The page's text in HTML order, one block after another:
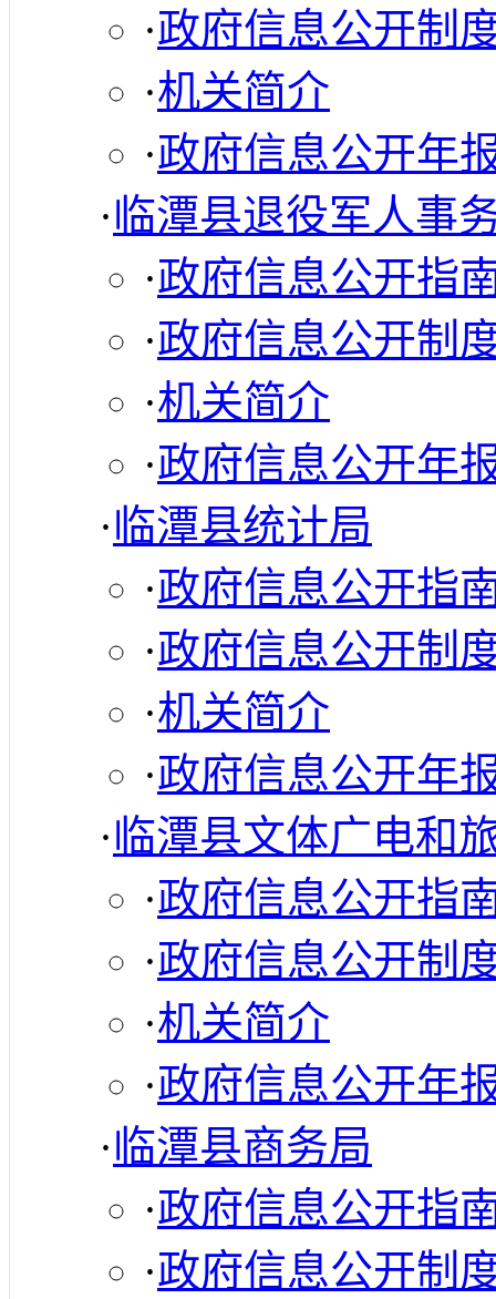
·政府信息公开制
·机关简介
·政府信息公开年
·临潭县退役军人事
·政府信息公开指
·政府信息公开制
·机关简介
·政府信息公开年
·临潭县统计局
·政府信息公开指
·政府信息公开制
·机关简介
·政府信息公开年
·临潭县文体广电和
·政府信息公开指
·政府信息公开制
·机关简介
·政府信息公开年
·临潭县商务局
·政府信息公开指
·政府信息公开制